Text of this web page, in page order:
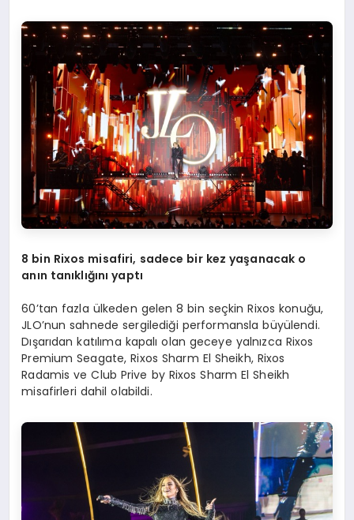
8 bin Rixos misafiri, sadece bir kez yaşanacak o
anın tanıklığını yaptı
60’tan fazla ülkeden gelen 8 bin seçkin Rixos konuğu,
JLO’nun sahnede sergilediği performansla büyülendi.
Dışarıdan katılıma kapalı olan geceye yalnızca Rixos
Premium Seagate, Rixos Sharm El Sheikh, Rixos
Radamis ve Club Prive by Rixos Sharm El Sheikh
misafirleri dahil olabildi.